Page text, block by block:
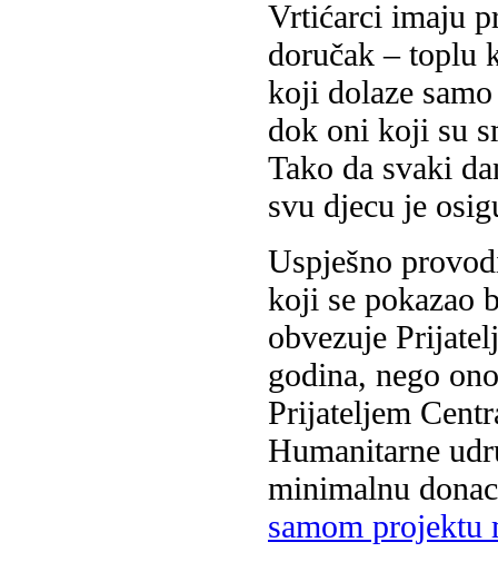
Vrtićarci imaju
doručak – toplu
koji dolaze
dok oni koji su
Tako da svaki
svu djecu je
Uspješno
koji se pokazao
obvezuje
godina, nego
Prijateljem
Humanitarne
minimalnu
samom projektu